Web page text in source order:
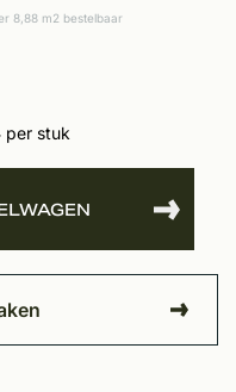
8,88 m2 bestelbaar
per stuk